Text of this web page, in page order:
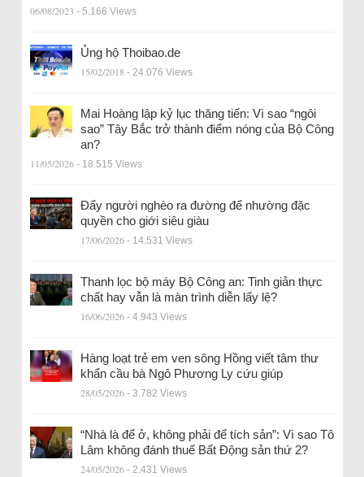
06/08/2023 - 5.166 Views
Ủng hộ Thoibao.de
15/02/2018 - 24.076 Views
Mai Hoàng lập kỷ lục thăng tiến: Vì sao “ngôi
sao” Tây Bắc trở thành điểm nóng của Bộ Công
an?
11/05/2026 - 18.515 Views
Đẩy người nghèo ra đường để nhường đặc
quyền cho giới siêu giàu
17/06/2026 - 14.531 Views
Thanh lọc bộ máy Bộ Công an: Tinh giản thực
chất hay vẫn là màn trình diễn lấy lệ?
16/06/2026 - 4.943 Views
Hàng loạt trẻ em ven sông Hồng viết tâm thư
khẩn cầu bà Ngô Phương Ly cứu giúp
28/05/2026 - 3.782 Views
“Nhà là để ở, không phải để tích sản”: Vì sao Tô
Lâm không đánh thuế Bất Động sản thứ 2?
24/05/2026 - 2.431 Views